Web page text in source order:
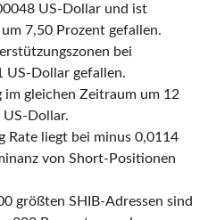
US-Dollar und ist
7,50 Prozent gefallen.
bei
US-Dollar gefallen.
im gleichen Zeitraum um 12
Dollar.
Rate liegt bei minus 0,0114
von Short-Positionen
größten SHIB-Adressen sind